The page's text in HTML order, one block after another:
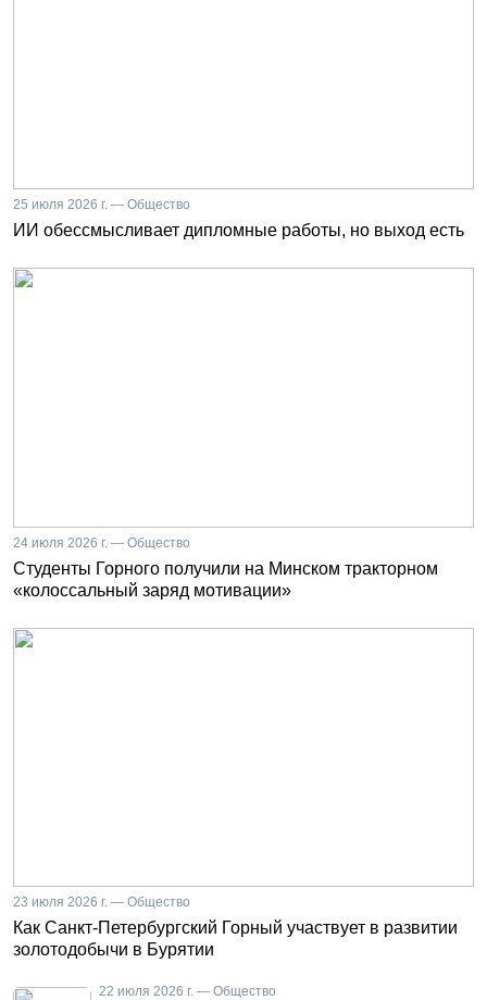
25 июля 2026 г. — Общество
ИИ обессмысливает дипломные работы, но выход есть
24 июля 2026 г. — Общество
Студенты Горного получили на Минском тракторном
«колоссальный заряд мотивации»
23 июля 2026 г. — Общество
Как Санкт-Петербургский Горный участвует в развитии
золотодобычи в Бурятии
22 июля 2026 г. — Общество